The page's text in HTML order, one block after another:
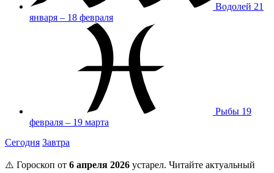
Водолей 21
января – 18 февраля
Рыбы 19
февраля – 19 марта
Сегодня Завтра
⚠️ Гороскоп от 6 апреля 2026 устарел. Читайте актуальный